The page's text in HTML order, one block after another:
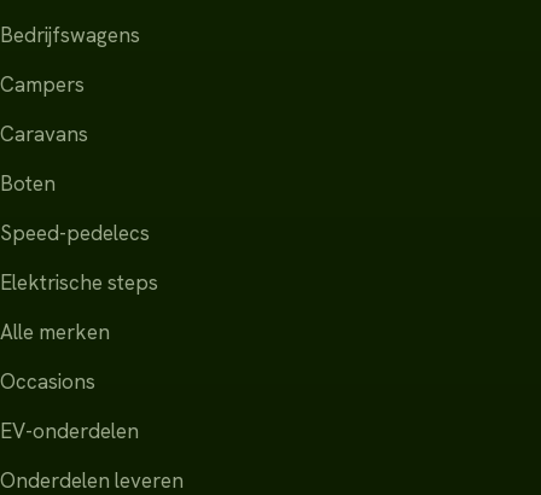
Bedrijfswagens
Campers
Caravans
Boten
Speed-pedelecs
Elektrische steps
Alle merken
Occasions
EV-onderdelen
Onderdelen leveren